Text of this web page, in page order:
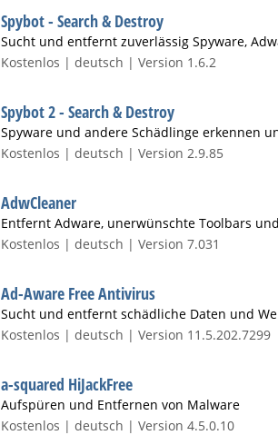
Spybot - Search & Destroy
Sucht und entfernt zuverlässig Spyware,
Kostenlos | deutsch | Version 1.6.2
Spybot 2 - Search & Destroy
Spyware und andere Schädlinge erkennen
Kostenlos | deutsch | Version 2.9.85
AdwCleaner
Entfernt Adware, unerwünschte Toolbars
Kostenlos | deutsch | Version 7.031
Ad-Aware Free Antivirus
Sucht und entfernt schädliche Daten und
Kostenlos | deutsch | Version 11.5.202.7299
a-squared HiJackFree
Aufspüren und Entfernen von Malware
Kostenlos | deutsch | Version 4.5.0.10